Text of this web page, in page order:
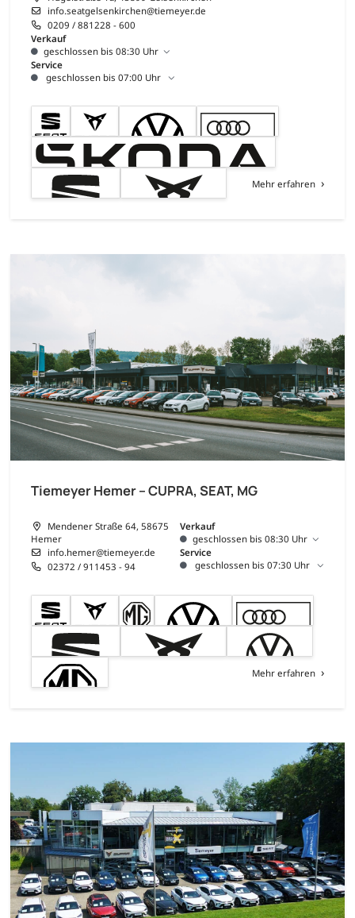
info.seatgelsenkirchen@tiemeyer.de
0209 / 881228 - 600
Verkauf
geschlossen bis 08:30 Uhr
Service
geschlossen bis 07:00 Uhr
Mehr erfahren
Tiemeyer Hemer – CUPRA, SEAT, MG
Mendener Straße 64, 58675
Hemer
info.hemer@tiemeyer.de
02372 / 911453 - 94
Verkauf
geschlossen bis 08:30 Uhr
Service
geschlossen bis 07:30 Uhr
Mehr erfahren